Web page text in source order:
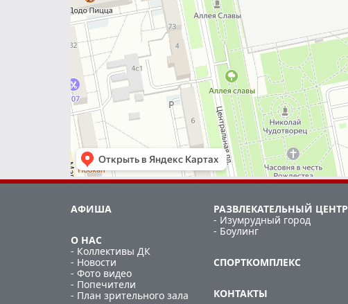
АФИША
О НАС
- Коллективы ДК
- Новости
- Фото видео
- Попечители
- План зрительного зала
РАЗВЛЕКАТЕЛЬНЫЙ ЦЕНТР
- Изумрудный город
- Боулинг
СПОРТКОМПЛЕКС
КОНТАКТЫ